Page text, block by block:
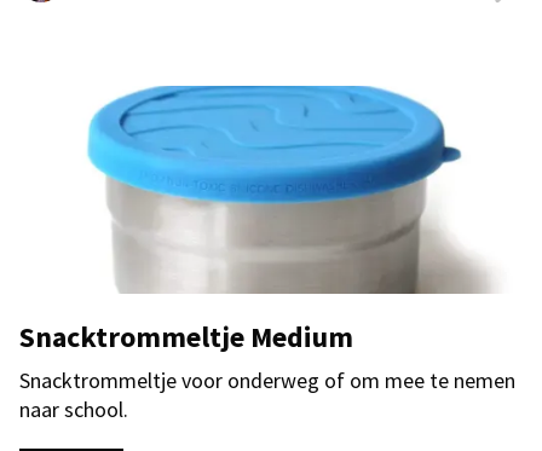
Snacktrommeltje Medium
Snacktrommeltje voor onderweg of om mee te nemen
naar school.